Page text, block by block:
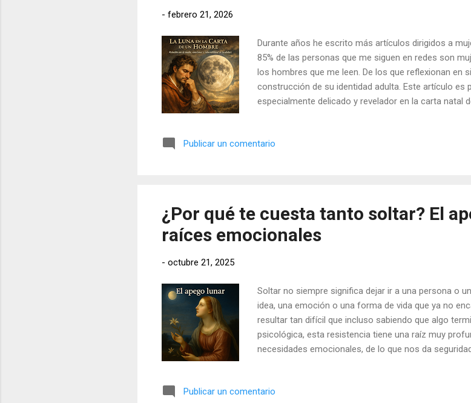
- febrero 21, 2026
Durante años he escrito más artículos dirigidos a
85% de las personas que me siguen en redes son
los hombres que me leen. De los que reflexionan en
construcción de su identidad adulta. Este artículo es
especialmente delicado y revelador en la carta natal
Publicar un comentario
¿Por qué te cuesta tanto soltar? El
raíces emocionales
- octubre 21, 2025
Soltar no siempre significa dejar ir a una persona o
idea, una emoción o una forma de vida que ya no
resultar tan difícil que incluso sabiendo que algo
psicológica, esta resistencia tiene una raíz muy
necesidades emocionales, de lo que nos da
Publicar un comentario